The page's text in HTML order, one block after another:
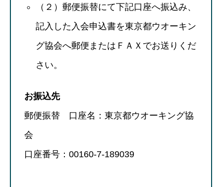
（２）郵便振替にて下記口座へ振込み、
記入した入会申込書を東京都ウオーキン
グ協会へ郵便またはＦＡＸでお送りくだ
さい。
お振込先
郵便振替 口座名：東京都ウオーキング協
会
口座番号：00160-7-189039